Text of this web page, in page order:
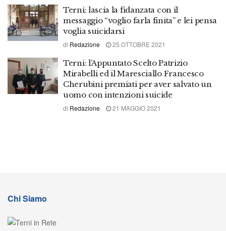
Terni: lascia la fidanzata con il
messaggio “voglio farla finita” e lei pensa
voglia suicidarsi
di Redazione 25 OTTOBRE 2021
Terni: l’Appuntato Scelto Patrizio
Mirabelli ed il Maresciallo Francesco
Cherubini premiati per aver salvato un
uomo con intenzioni suicide
di Redazione 21 MAGGIO 2021
Chi Siamo